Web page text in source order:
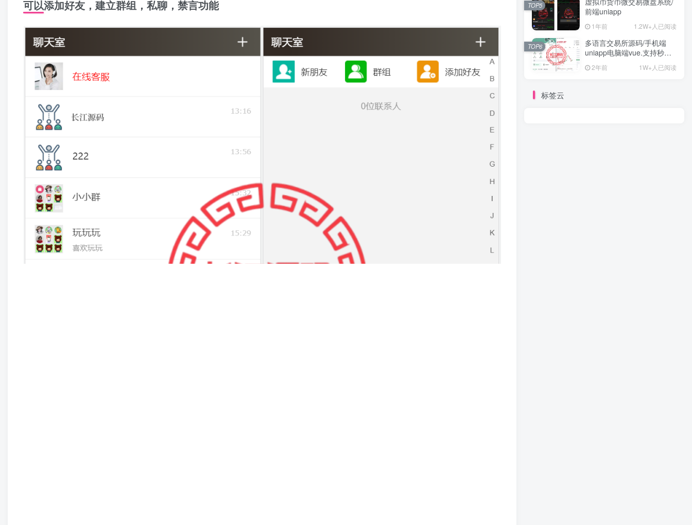
可以添加好友，建立群组，私聊，禁言功能
前端uniapp
1年前 1.2W+人已阅读
TOP5
多语言交易所源码/手机端
uniapp电脑端vue.支持秒合
约/币币/U本位合约/DeFi挖
2年前 1W+人已阅读
TOP6
标签云